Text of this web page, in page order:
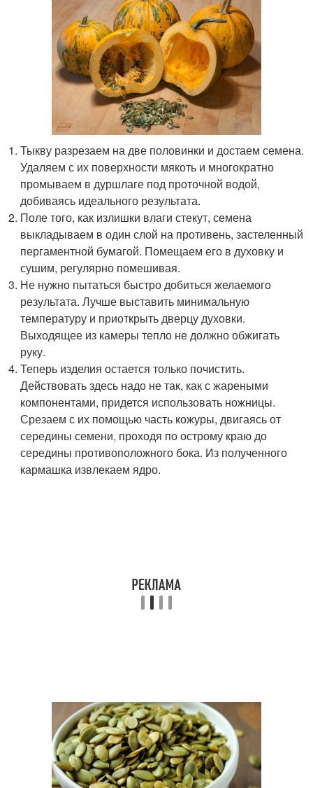
Тыкву разрезаем на две половинки и достаем семена.
Удаляем с их поверхности мякоть и многократно
промываем в дуршлаге под проточной водой,
добиваясь идеального результата.
Поле того, как излишки влаги стекут, семена
выкладываем в один слой на противень, застеленный
пергаментной бумагой. Помещаем его в духовку и
сушим, регулярно помешивая.
Не нужно пытаться быстро добиться желаемого
результата. Лучше выставить минимальную
температуру и приоткрыть дверцу духовки.
Выходящее из камеры тепло не должно обжигать
руку.
Теперь изделия остается только почистить.
Действовать здесь надо не так, как с жареными
компонентами, придется использовать ножницы.
Срезаем с их помощью часть кожуры, двигаясь от
середины семени, проходя по острому краю до
середины противоположного бока. Из полученного
кармашка извлекаем ядро.